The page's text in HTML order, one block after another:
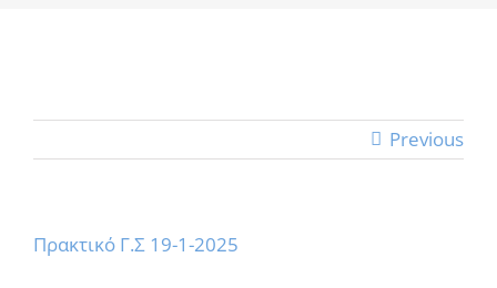
Previous
Πρακτικό Γ.Σ 19-1-2025